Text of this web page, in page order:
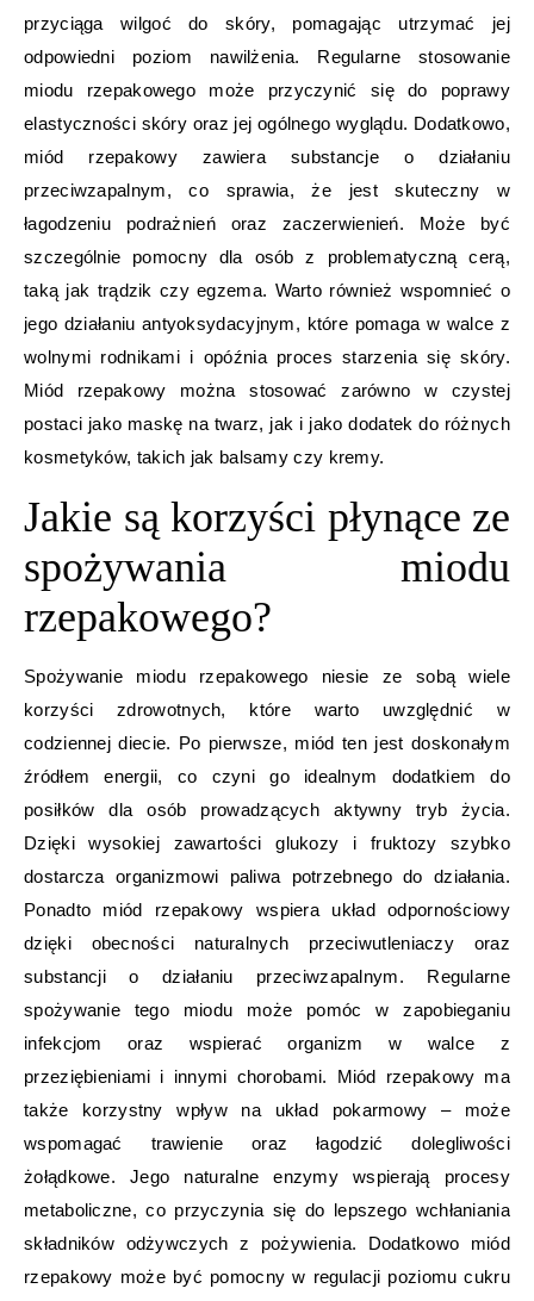
przyciąga wilgoć do skóry, pomagając utrzymać jej
odpowiedni poziom nawilżenia. Regularne stosowanie
miodu rzepakowego może przyczynić się do poprawy
elastyczności skóry oraz jej ogólnego wyglądu. Dodatkowo,
miód rzepakowy zawiera substancje o działaniu
przeciwzapalnym, co sprawia, że jest skuteczny w
łagodzeniu podrażnień oraz zaczerwienień. Może być
szczególnie pomocny dla osób z problematyczną cerą,
taką jak trądzik czy egzema. Warto również wspomnieć o
jego działaniu antyoksydacyjnym, które pomaga w walce z
wolnymi rodnikami i opóźnia proces starzenia się skóry.
Miód rzepakowy można stosować zarówno w czystej
postaci jako maskę na twarz, jak i jako dodatek do różnych
kosmetyków, takich jak balsamy czy kremy.
Jakie są korzyści płynące ze
spożywania miodu
rzepakowego?
Spożywanie miodu rzepakowego niesie ze sobą wiele
korzyści zdrowotnych, które warto uwzględnić w
codziennej diecie. Po pierwsze, miód ten jest doskonałym
źródłem energii, co czyni go idealnym dodatkiem do
posiłków dla osób prowadzących aktywny tryb życia.
Dzięki wysokiej zawartości glukozy i fruktozy szybko
dostarcza organizmowi paliwa potrzebnego do działania.
Ponadto miód rzepakowy wspiera układ odpornościowy
dzięki obecności naturalnych przeciwutleniaczy oraz
substancji o działaniu przeciwzapalnym. Regularne
spożywanie tego miodu może pomóc w zapobieganiu
infekcjom oraz wspierać organizm w walce z
przeziębieniami i innymi chorobami. Miód rzepakowy ma
także korzystny wpływ na układ pokarmowy – może
wspomagać trawienie oraz łagodzić dolegliwości
żołądkowe. Jego naturalne enzymy wspierają procesy
metaboliczne, co przyczynia się do lepszego wchłaniania
składników odżywczych z pożywienia. Dodatkowo miód
rzepakowy może być pomocny w regulacji poziomu cukru